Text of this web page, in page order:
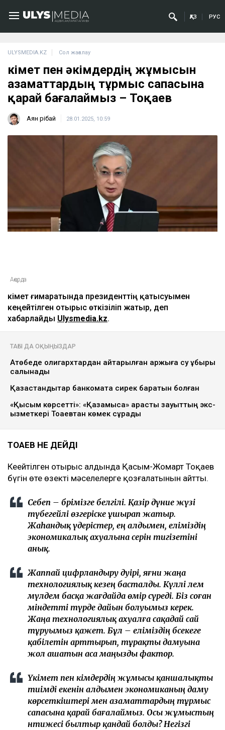
ҚАЗ РУС
ULYSMEDIA.KZ Сол жағалау
Үкімет пен әкімдердің жұмысын
азаматтардың тұрмыс сапасына
қарай бағалаймыз – Тоқаев
Аян Өрібай 28.01.2025, 10:59
Ақорда
Үкімет ғимаратында президенттің қатысуымен
кеңейтілген отырыс өткізіліп жатыр, деп
хабарлайды Ulysmedia.kz.
ТАҒЫ ДА ОҚЫҢЫЗДАР
Ақтөбеде олигархтардан қайтарылған қаржыға су құбыры
салынады
Қазақстандықтар банкоматқа сирек баратын болған
«Қысым көрсетті»: «Қазақмысқа» қарасты зауыттың экс-
қызметкері Тоқаевтан көмек сұрады
ТОҚАЕВ НЕ ДЕЙДІ
Кеңейтілген отырыс алдында Қасым-Жомарт Тоқаев
бүгін өте өзекті мәселелерге қозғалатынын айтты.
Себеп – бәрімізге белгілі. Қазір дүние жүзі
түбегейлі өзгеріске ұшырап жатыр.
Жаһандық үдерістер, ең алдымен, еліміздің
экономикалық ахуалына әсерін тигізетіні
анық.
Жаппай цифрландыру дәуірі, яғни жаңа
технологиялық кезең басталды. Күллі әлем
мүлдем басқа жағдайда өмір сүреді. Біз соған
міндетті түрде дайын болуымыз керек.
Жаңа технологиялық ахуалға сақадай сай
тұруымыз қажет. Бұл – еліміздің бәсекеге
қабілетін арттырып, тұрақты дамуына
жол ашатын аса маңызды фактор.
Үкімет пен әкімдердің жұмысы қаншалықты
тиімді екенін алдымен экономиканың даму
көрсеткіштері мен азаматтардың тұрмыс
сапасына қарай бағалаймыз. Осы жұмыстың
нәтижесі былтыр қандай болды? Негізгі